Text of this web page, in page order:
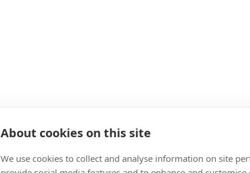
About cookies on this site
We use cookies to collect and analyse information on site